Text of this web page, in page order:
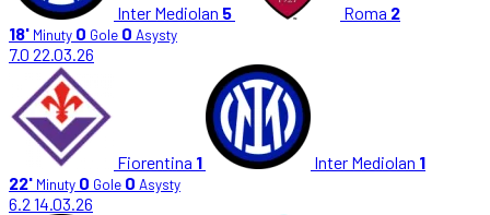
Inter Mediolan 5 Roma 2
18' Minuty 0 Gole 0 Asysty
7.0 22.03.26
Fiorentina 1 Inter Mediolan 1
22' Minuty 0 Gole 0 Asysty
6.2 14.03.26